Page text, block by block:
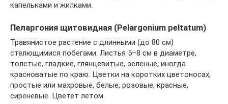
капельками и жилками.
Пеларгония щитовидная (Pelargonium peltatum)
Травянистое растение с длинными (до 80 см)
стелющимися побегами. Листья 5–8 см в диаметре,
толстые, гладкие, глянцевитые, зеленые, иногда
красноватые по краю. Цветки на коротких цветоносах,
простые или махровые, белые, розовые, красные,
сиреневые. Цветет летом.